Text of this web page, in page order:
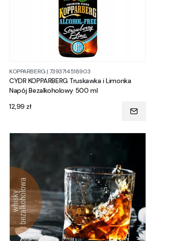
KOPPARBERG | 7393714518903
CYDR KOPPARBERG Truskawka i Limonka
Napój Bezalkoholowy 500 ml
Cena
12,99 zł